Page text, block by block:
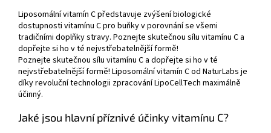
Liposomální vitamín C představuje zvýšení biologické
dostupnosti vitamínu C pro buňky v porovnání se všemi
tradičními doplňky stravy. Poznejte skutečnou sílu vitamínu C a
dopřejte si ho v té nejvstřebatelnější formě!
Poznejte skutečnou sílu vitamínu C a dopřejte si ho v té
nejvstřebatelnější formě! Liposomální vitamín C od NaturLabs je
díky revoluční technologii zpracování LipoCellTech maximálně
účinný.
Jaké jsou hlavní příznivé účinky vitamínu C?